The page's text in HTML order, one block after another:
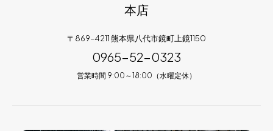
本店
〒869-4211 熊本県八代市鏡町上鏡1150
0965-52-0323
営業時間 9:00～18:00（水曜定休）